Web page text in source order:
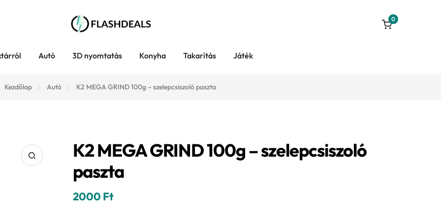
0
Autó 3D nyomtatás Konyha Takarítás Játék
Kezdőlap Autó K2 MEGA GRIND 100g – szelepcsiszoló paszta
K2 MEGA GRIND 100g – szelepcsiszoló
paszta
2000 Ft